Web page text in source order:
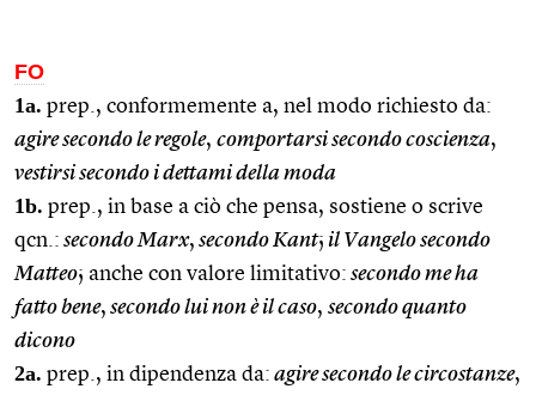
FO
1a. prep., conformemente a, nel modo richiesto da:
agire secondo le regole, comportarsi secondo coscienza,
vestirsi secondo i dettami della moda
1b. prep., in base a ciò che pensa, sostiene o scrive
qcn.: secondo Marx, secondo Kant; il Vangelo secondo
Matteo; anche con valore limitativo: secondo me ha
fatto bene, secondo lui non è il caso, secondo quanto
dicono
2a. prep., in dipendenza da: agire secondo le circostanze,